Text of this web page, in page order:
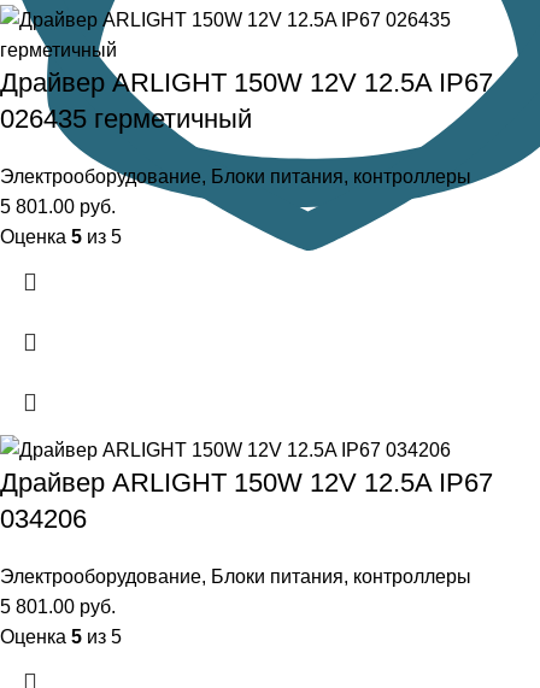
Драйвер ARLIGHT 150W 12V 12.5A IP67
026435 герметичный
Электрооборудование, Блоки питания, контроллеры
5 801.00 руб.
Оценка 5 из 5
Драйвер ARLIGHT 150W 12V 12.5A IP67
034206
Электрооборудование, Блоки питания, контроллеры
5 801.00 руб.
Оценка 5 из 5